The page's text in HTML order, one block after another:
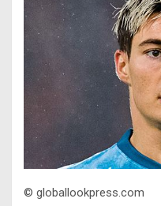
© globallookpress.com